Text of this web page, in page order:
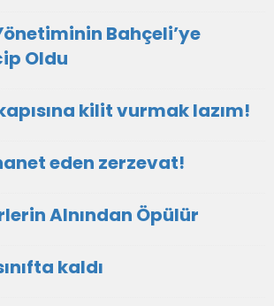
Bahçeli’ye
Oldu
kilit vurmak lazım!
eden zerzevat!
Alnından Öpülür
kaldı